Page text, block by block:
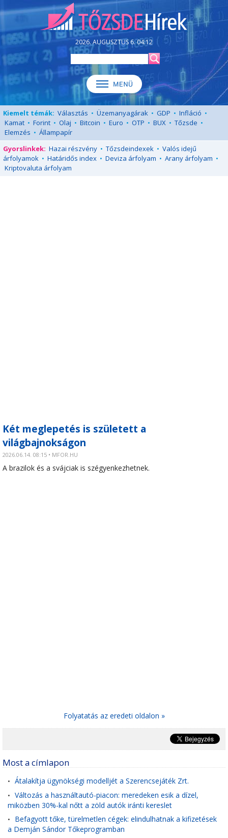
2026. AUGUSZTUS 6. 04:12
Kiemelt témák: Választás • Üzemanyagárak • GDP • Infláció •
Kamat • Forint • Olaj • Bitcoin • Euro • OTP • BUX • Tőzsde •
Elemzés • Állampapír
Gyorslinkek: Hazai részvény • Tőzsdeindexek • Valós idejű
árfolyamok • Határidős index • Deviza árfolyam • Arany árfolyam •
Kriptovaluta árfolyam
Két meglepetés is született a
világbajnokságon
2026.06.14. 08:15 • MFOR.HU
A brazilok és a svájciak is szégyenkezhetnek.
Folyatatás az eredeti oldalon »
Most a címlapon
• Átalakítja ügynökségi modelljét a Szerencsejáték Zrt.
• Változás a használtautó-piacon: meredeken esik a dízel,
miközben 30%-kal nőtt a zöld autók iránti kereslet
• Befagyott tőke, türelmetlen cégek: elindulhatnak a kifizetések
a Demján Sándor Tőkeprogramban